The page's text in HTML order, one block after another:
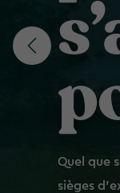
Quel que
sièges